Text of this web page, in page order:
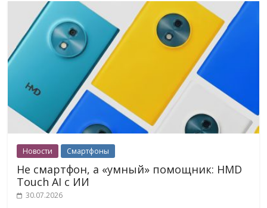
Новости Смартфоны
Не смартфон, а «умный» помощник: HMD
Touch AI с ИИ
30.07.2026